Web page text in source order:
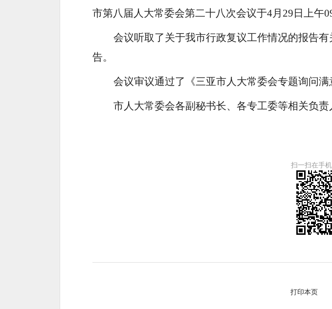
市第八届人大常委会第二十八次会议于4月29日上午
会议听取了关于我市行政复议工作情况的报告
告。
会议审议通过了《三亚市人大常委会专题询问满
市人大常委会各副秘书长、各专工委等相关负责
扫一扫在手
打印本页